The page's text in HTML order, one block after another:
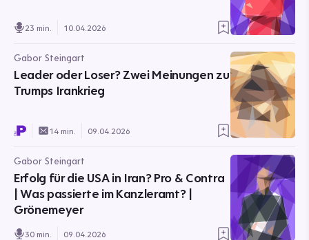
23 min. 10.04.2026
Gabor Steingart
Leader oder Loser? Zwei Meinungen zu
Trumps Irankrieg
14 min. 09.04.2026
Gabor Steingart
Erfolg für die USA in Iran? Pro & Contra
| Was passierte im Kanzleramt? |
Grönemeyer
30 min. 09.04.2026